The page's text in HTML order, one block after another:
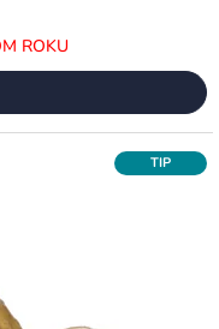
ROKU
TIP